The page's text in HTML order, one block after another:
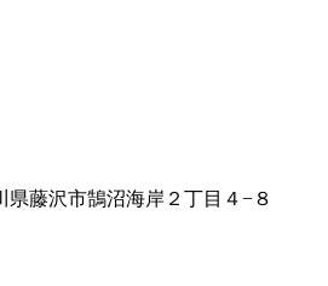
県藤沢市鵠沼海岸２丁目４−８